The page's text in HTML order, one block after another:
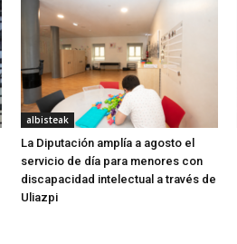
albisteak
La Diputación amplía a agosto el
servicio de día para menores con
discapacidad intelectual a través de
Uliazpi